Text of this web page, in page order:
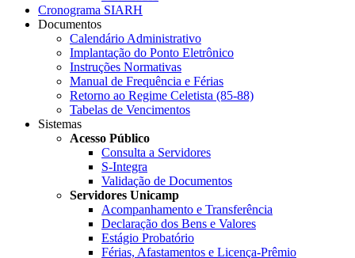
Cronograma SIARH
Documentos
Calendário Administrativo
Implantação do Ponto Eletrônico
Instruções Normativas
Manual de Frequência e Férias
Retorno ao Regime Celetista (85-88)
Tabelas de Vencimentos
Sistemas
Acesso Público
Consulta a Servidores
S-Integra
Validação de Documentos
Servidores Unicamp
Acompanhamento e Transferência
Declaração dos Bens e Valores
Estágio Probatório
Férias, Afastamentos e Licença-Prêmio